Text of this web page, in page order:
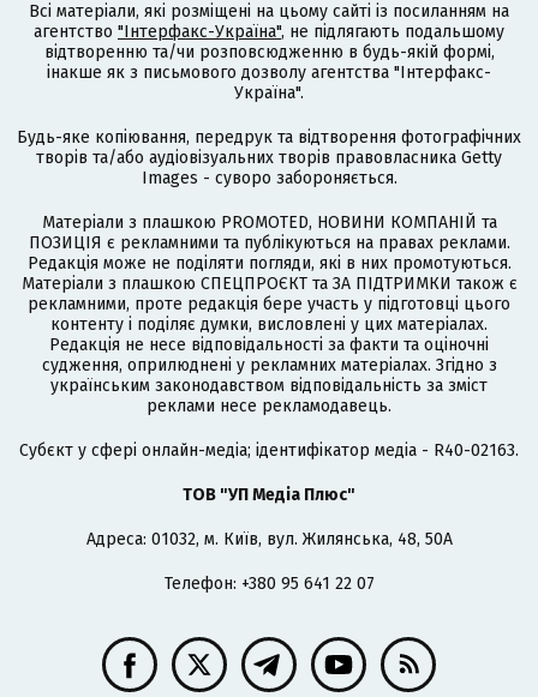
Всі матеріали, які розміщені на цьому сайті із посиланням на
агентство "Інтерфакс-Україна", не підлягають подальшому
відтворенню та/чи розповсюдженню в будь-якій формі,
інакше як з письмового дозволу агентства "Інтерфакс-
Україна".
Будь-яке копіювання, передрук та відтворення фотографічних
творів та/або аудіовізуальних творів правовласника Getty
Images - суворо забороняється.
Матеріали з плашкою PROMOTED, НОВИНИ КОМПАНІЙ та
ПОЗИЦІЯ є рекламними та публікуються на правах реклами.
Редакція може не поділяти погляди, які в них промотуються.
Матеріали з плашкою СПЕЦПРОЄКТ та ЗА ПІДТРИМКИ також є
рекламними, проте редакція бере участь у підготовці цього
контенту і поділяє думки, висловлені у цих матеріалах.
Редакція не несе відповідальності за факти та оціночні
судження, оприлюднені у рекламних матеріалах. Згідно з
українським законодавством відповідальність за зміст
реклами несе рекламодавець.
Cубєкт у сфері онлайн-медіа; ідентифікатор медіа - R40-02163.
ТОВ "УП Медіа Плюс"
Адреса: 01032, м. Київ, вул. Жилянська, 48, 50А
Телефон: +380 95 641 22 07